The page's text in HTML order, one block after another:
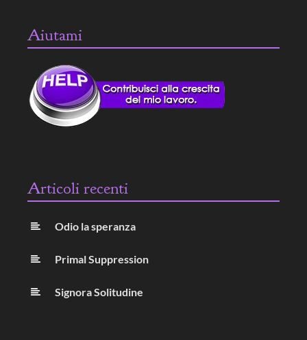
Aiutami
Articoli recenti
Odio la speranza
Primal Suppression
Signora Solitudine